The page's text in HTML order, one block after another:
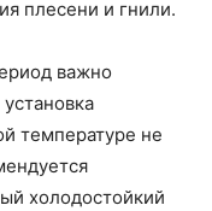
плесени и гнили.
важно
температуре не
холодостойкий